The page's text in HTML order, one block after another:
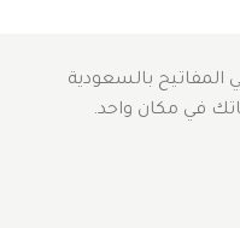
بالسعودية
في مكان واحد.